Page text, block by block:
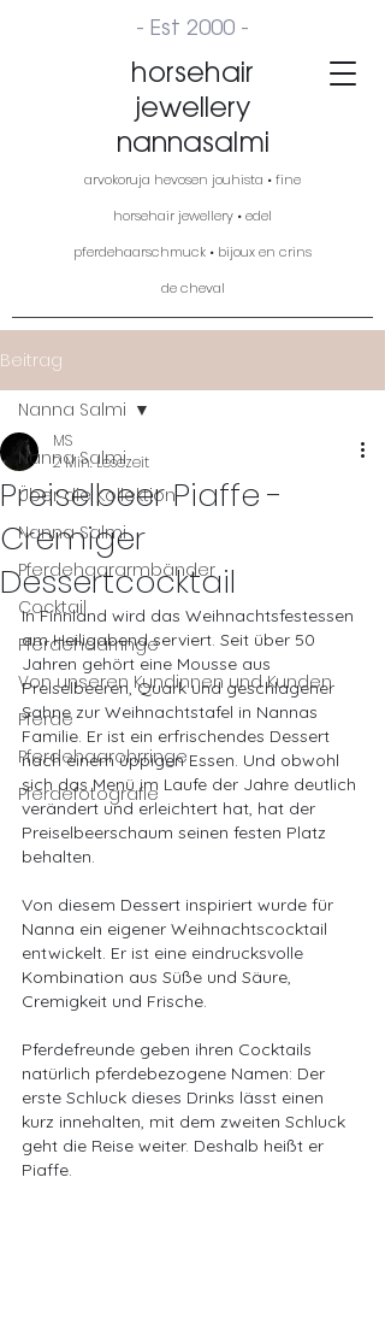
horsehair
jewellery
nannasalmi
arvokoruja hevosen jouhista • fine
horsehair jewellery • edel
pferdehaarschmuck • bijoux en crins
de cheval
- Est 2000 -
Beitrag
Nanna Salmi
Über die Kollektion
Nanna Salmi
Pferdehaararmbänder
Cocktail
Pferdehaarringe
Von unseren Kundinnen und Kunden
Pferde
Pferdehaarohrringe
Pferdefotografie
Nanna Salmi
Preiselbeer Piaffe -
Cremiger
Dessertcocktail
MS
2 Min. Lesezeit
In Finnland wird das Weihnachtsfestessen
am Heiligabend serviert. Seit über 50
Jahren gehört eine Mousse aus
Preiselbeeren, Quark und geschlagener
Sahne zur Weihnachtstafel in Nannas
Familie. Er ist ein erfrischendes Dessert
nach einem üppigen Essen. Und obwohl
sich das Menü im Laufe der Jahre deutlich
verändert und erleichtert hat, hat der
Preiselbeerschaum seinen festen Platz
behalten.
Von diesem Dessert inspiriert wurde für
Nanna ein eigener Weihnachtscocktail
entwickelt. Er ist eine eindrucksvolle
Kombination aus Süße und Säure,
Cremigkeit und Frische.
Pferdefreunde geben ihren Cocktails
natürlich pferdebezogene Namen: Der
erste Schluck dieses Drinks lässt einen
kurz innehalten, mit dem zweiten Schluck
geht die Reise weiter. Deshalb heißt er
Piaffe.